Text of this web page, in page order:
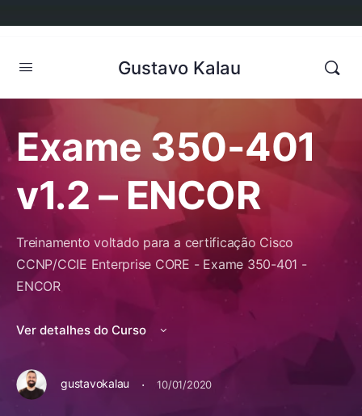
Gustavo Kalau
Exame 350-401
v1.2 – ENCOR
Treinamento voltado para a certificação Cisco
CCNP/CCIE Enterprise CORE - Exame 350-401 -
ENCOR
Ver detalhes do Curso
gustavokalau · 10/01/2020